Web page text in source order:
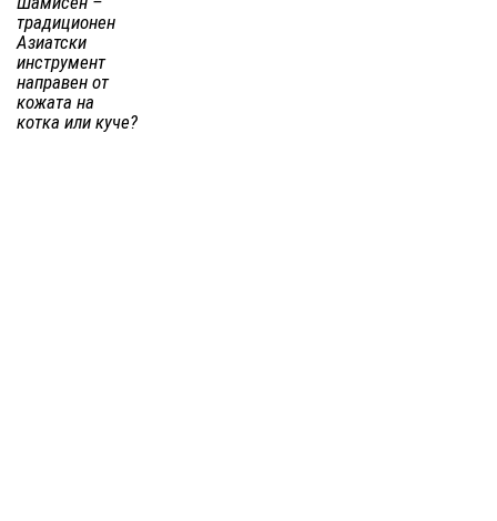
традиционен
Азиатски
инструмент
направен от
кожата на
котка или куче?